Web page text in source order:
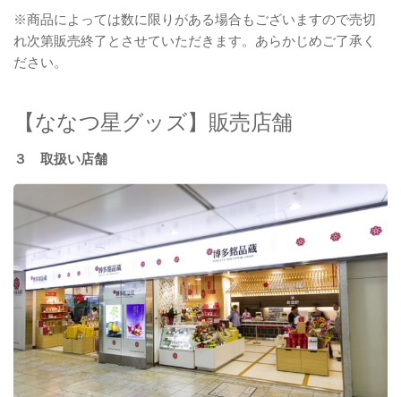
※商品によっては数に限りがある場合もございますので売切
れ次第販売終了とさせていただきます。あらかじめご了承く
ださい。
【ななつ星グッズ】販売店舗
３ 取扱い店舗